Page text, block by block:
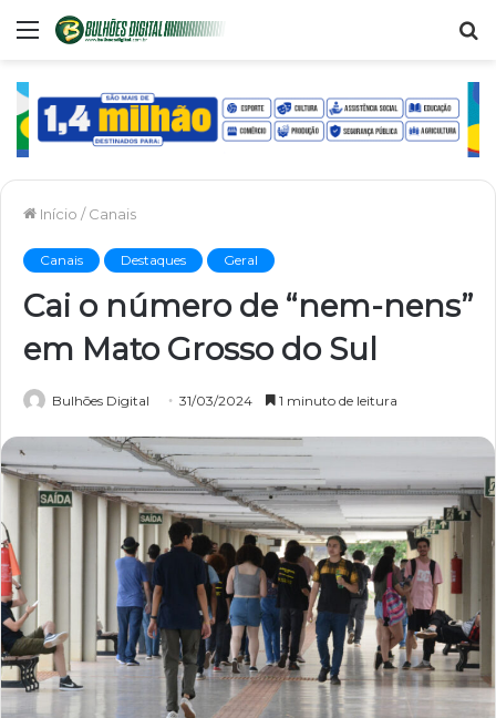
Menu
Início / Canais
Canais Destaques Geral
Cai o número de “nem-nens”
em Mato Grosso do Sul
Bulhões Digital 31/03/2024 1 minuto de leitura